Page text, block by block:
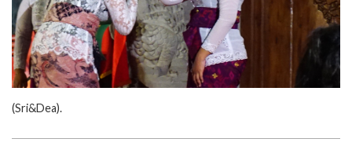
‎(‎Sri&Dea).